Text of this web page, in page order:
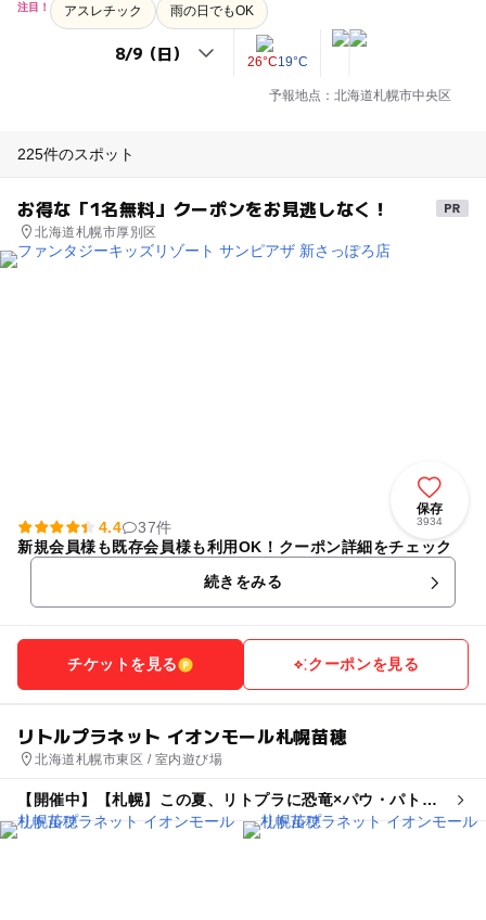
注目！ アスレチック 雨の日でもOK
26°C19°C
予報地点：北海道札幌市中央区
225件のスポット
お得な「1名無料」クーポンをお見逃しなく！
北海道札幌市厚別区
保存
3934
4.4
37件
新規会員様も既存会員様も利用OK！クーポン詳細をチェック
続きをみる
チケットを見る クーポンを見る
リトルプラネット イオンモール札幌苗穂
北海道札幌市東区 / 室内遊び場
【開催中】【札幌】この夏、リトプラに恐竜×パウ・パトロ
ールがやってくる!